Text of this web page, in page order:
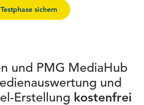
sichern
und PMG MediaHub
und
Erstellung kostenfrei